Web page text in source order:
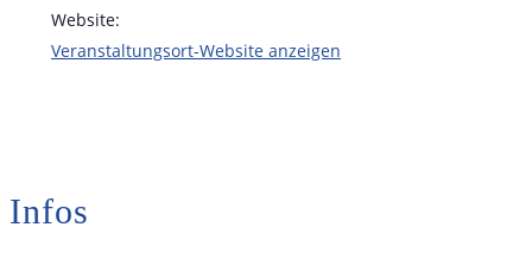
Website:
Veranstaltungsort-Website anzeigen
Infos